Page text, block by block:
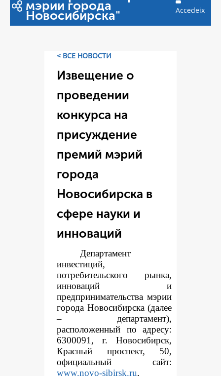
мэрии города
Новосибирска" Accedeix
< ВСЕ НОВОСТИ
Извещение о
проведении
конкурса на
присуждение
премий мэрий
города
Новосибирска в
сфере науки и
инноваций
Департамент
инвестиций,
потребительского рынка,
инноваций и
предпринимательства мэрии
города Новосибирска (далее
– департамент),
расположенный по адресу:
6300091, г. Новосибирск,
Красный проспект, 50,
официальный сайт:
www.novo-sibirsk.ru,